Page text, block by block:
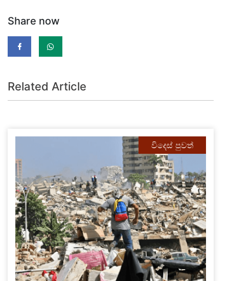
Share now
Related Article
විදෙස් පුවත්